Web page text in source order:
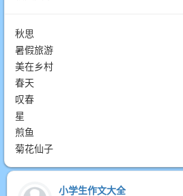
秋思
暑假旅游
美在乡村
春天
叹春
星
煎鱼
菊花仙子
小学生作文大全